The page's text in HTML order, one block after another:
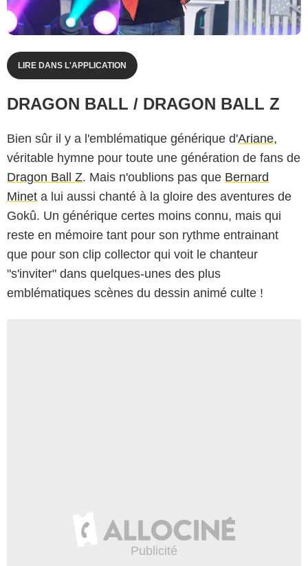
LIRE DANS L'APPLICATION
DRAGON BALL / DRAGON BALL Z
Bien sûr il y a l'emblématique générique d'Ariane,
véritable hymne pour toute une génération de fans de
Dragon Ball Z. Mais n'oublions pas que Bernard
Minet a lui aussi chanté à la gloire des aventures de
Gokû. Un générique certes moins connu, mais qui
reste en mémoire tant pour son rythme entrainant
que pour son clip collector qui voit le chanteur
"s'inviter" dans quelques-unes des plus
emblématiques scènes du dessin animé culte !